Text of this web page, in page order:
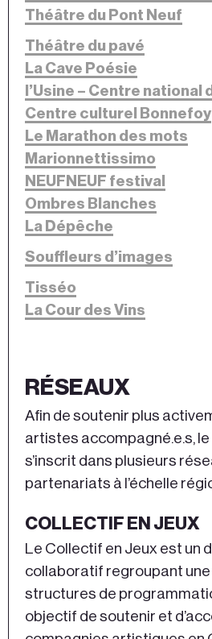
Théâtre du Pont Neuf
Théâtre du pavé
La Cave Poésie
l’Usine – Centre national
Centre culturel Bonnefoy
Le Marathon des mots
Marionnettissimo
NEUFNEUF festival
Ombres Blanches
La Dépêche
Souffleurs d’images
Tisséo
La Cour des Vins
RÉSEAUX
Afin de soutenir plus
artistes accompagné.e.s,
s’inscrit dans plusieurs
partenariats à l’échelle
COLLECTIF EN JEUX
Le Collectif en Jeux est un
collaboratif regroupant
structures de
objectif de soutenir et